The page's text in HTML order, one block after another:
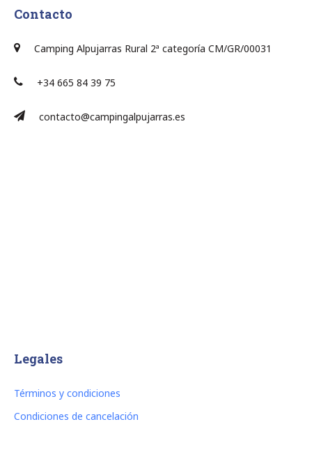
Contacto
Camping Alpujarras Rural 2ª categoría CM/GR/00031
+34 665 84 39 75
contacto@campingalpujarras.es
Legales
Términos y condiciones
Condiciones de cancelación